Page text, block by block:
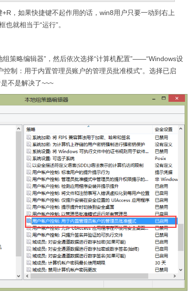
+R，如果快捷键不起作用的话，win8用户只要一动到右上
也就相当于“运行”。
组策略编辑器”，然后依次选择“计算机配置”——“Windows设
制：用于内置管理员账户的管理员批准模式”。选择已启
不是解决了~~~